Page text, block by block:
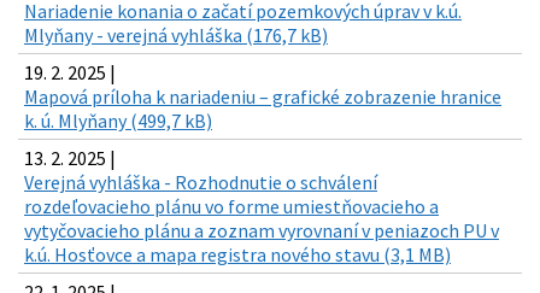
Nariadenie konania o začatí pozemkových úprav v k.ú.
Mlyňany - verejná vyhláška (176,7 kB)
19. 2. 2025 |
Mapová príloha k nariadeniu – grafické zobrazenie hranice
k. ú. Mlyňany (499,7 kB)
13. 2. 2025 |
Verejná vyhláška - Rozhodnutie o schválení
rozdeľovacieho plánu vo forme umiestňovacieho a
vytyčovacieho plánu a zoznam vyrovnaní v peniazoch PU v
k.ú. Hosťovce a mapa registra nového stavu (3,1 MB)